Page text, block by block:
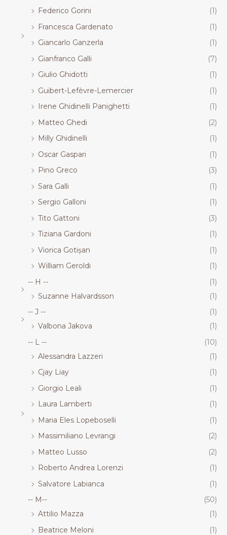
Federico Gorini
(1)
Francesca Gardenato
(1)
Giancarlo Ganzerla
(1)
Gianfranco Galli
(7)
Giulio Ghidotti
(1)
Guibert-Lefèvre-Lemercier
(1)
Irene Ghidinelli Panighetti
(1)
Matteo Ghedi
(2)
Milly Ghidinelli
(1)
Oscar Gaspari
(1)
Pino Greco
(3)
Sara Galli
(1)
Sergio Galloni
(1)
Tito Gattoni
(3)
Tiziana Gardoni
(1)
Viorica Gotișan
(1)
William Geroldi
(1)
-- H --
(1)
Suzanne Halvardsson
(1)
-- J --
(1)
Valbona Jakova
(1)
-- L --
(10)
Alessandra Lazzeri
(1)
Cjay Liay
(1)
Giorgio Leali
(1)
Laura Lamberti
(1)
Maria Eles Lopeboselli
(1)
Massimiliano Levrangi
(2)
Matteo Lusso
(2)
Roberto Andrea Lorenzi
(1)
Salvatore Labianca
(1)
-- M--
(50)
Attilio Mazza
(1)
Beatrice Meloni
(1)